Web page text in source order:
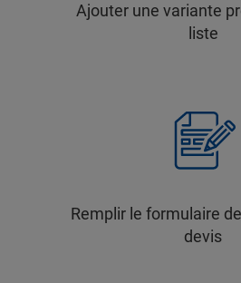
Ajouter une variante
liste
Remplir le formulaire
devis